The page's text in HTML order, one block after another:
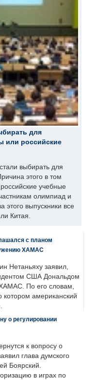
для
или российские
выбирать для
этого в том
учебные
олимпиад и
этого выпускники все
Китая.
с планом
ХАМАС
Нетаньяху заявил,
США Дональдом
По его словам,
котором американский
о регулировании
к вопросу о
глава думского
Боярский.
в играх по